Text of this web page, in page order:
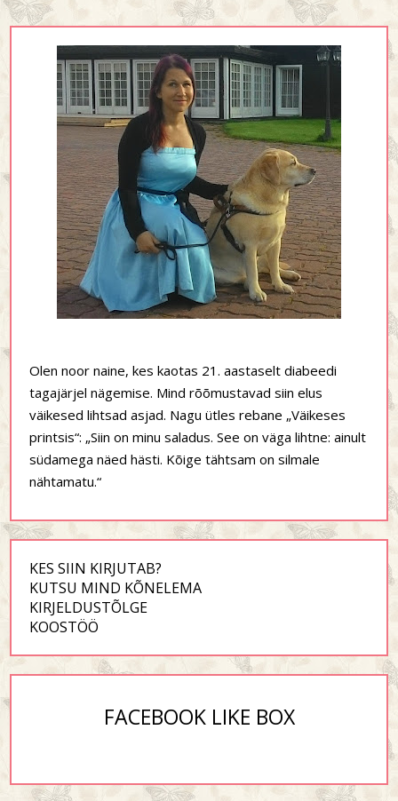
Olen noor naine, kes kaotas 21. aastaselt diabeedi
tagajärjel nägemise. Mind rõõmustavad siin elus
väikesed lihtsad asjad. Nagu ütles rebane „Väikeses
printsis“: „Siin on minu saladus. See on väga lihtne: ainult
südamega näed hästi. Kõige tähtsam on silmale
nähtamatu.“
KES SIIN KIRJUTAB?
KUTSU MIND KÕNELEMA
KIRJELDUSTÕLGE
KOOSTÖÖ
FACEBOOK LIKE BOX